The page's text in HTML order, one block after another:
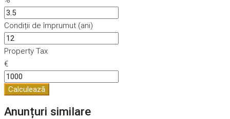
Condiții de împrumut (ani)
Property Tax
€
Calculează
Anunțuri similare